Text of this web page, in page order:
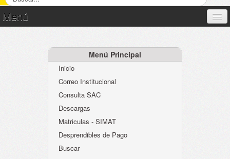
Menú
Atención al Ciudadano
Instituciones Educativas
Despacho Secretaría
Evaluación desempeño
Menú Principal
Inicio
Correo Institucional
Consulta SAC
Descargas
Matriculas - SIMAT
Desprendibles de Pago
Buscar